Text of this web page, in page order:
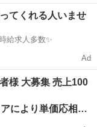
てくれる人いませ
要！高時給求人多数✨
Ad
様 大募集 売上100
1枚3円から（枚数・エリアにより単価応相談）